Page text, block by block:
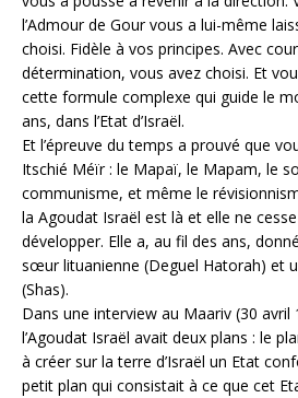
l’Admour de Gour vous a lui-même
choisi. Fidèle à vos principes. Avec
détermination, vous avez choisi. Et
cette formule complexe qui guide le
ans, dans l’Etat d’Israël.
Et l’épreuve du temps a prouvé que
Itschié Méïr : le Mapaï, le Mapam, le
communisme, et même le
la Agoudat Israël est là et elle ne
développer. Elle a, au fil des ans,
sœur lituanienne (Deguel Hatorah) et
(Shas).
Dans une interview au Maariv (30 avril
l’Agoudat Israël avait deux plans : le
à créer sur la terre d’Israël un Etat
petit plan qui consistait à ce que cet